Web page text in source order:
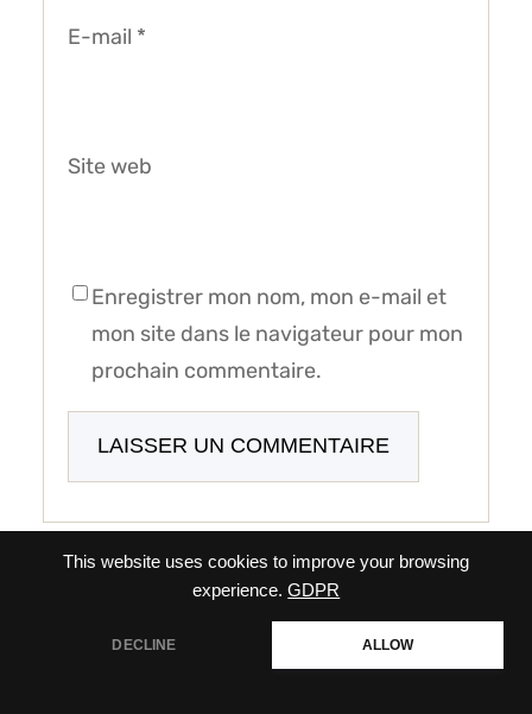
This website uses cookies to improve your browsing
experience. GDPR
DECLINE ALLOW
E-mail *
Site web
Enregistrer mon nom, mon e-mail et
mon site dans le navigateur pour mon
prochain commentaire.
CONTACTEZ-NOUS